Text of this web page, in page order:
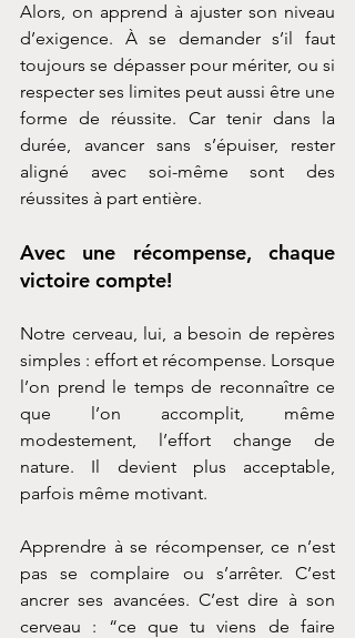
Alors, on apprend à ajuster son niveau
d’exigence. À se demander s’il faut
toujours se dépasser pour mériter, ou si
respecter ses limites peut aussi être une
forme de réussite. Car tenir dans la
durée, avancer sans s’épuiser, rester
aligné avec soi-même sont des
réussites à part entière.
Avec une récompense, chaque
victoire compte!
Notre cerveau, lui, a besoin de repères
simples : effort et récompense. Lorsque
l’on prend le temps de reconnaître ce
que l’on accomplit, même
modestement, l’effort change de
nature. Il devient plus acceptable,
parfois même motivant.
Apprendre à se récompenser, ce n’est
pas se complaire ou s’arrêter. C’est
ancrer ses avancées. C’est dire à son
cerveau : “ce que tu viens de faire